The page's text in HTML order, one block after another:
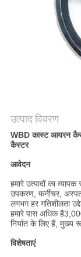
गोपनीयता
उत्पाद विवरण
WBD कास्ट आयरन
कैस्टर
आवेदन
हमारे उत्पादों का
उपकरण, फर्नीचर,
लगभग हर गतिशीलता
हमारे पास अधिक है
निर्यात के लिए हैं, मुख्य
विशेषताएं